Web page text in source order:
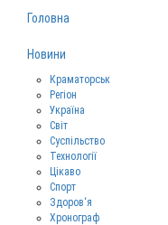
Головна
Новини
Краматорськ
Регіон
Україна
Світ
Суспільство
Технології
Цікаво
Спорт
Здоров‘я
Хронограф